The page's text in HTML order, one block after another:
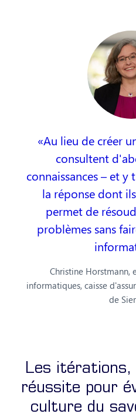
Au lieu de créer
consultent
connaissances – et
la réponse dont
permet de
problèmes sans
Christine Horstmann,
informatiques, caisse
de
Les itérations,
réussite pour
culture du